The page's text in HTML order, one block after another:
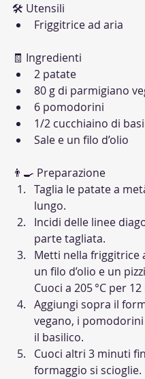
🛠 Utensili
Friggitrice ad aria
🧾 Ingredienti
2 patate
80 g di parmigiano
6 pomodorini
1/2 cucchiaino di
Sale e un filo d’olio
👨‍🍳 Preparazione
Taglia le patate a
lungo.
Incidi delle linee
parte tagliata.
Metti nella friggitrice
un filo d’olio e un
Cuoci a 205 °C per
Aggiungi sopra il
vegano, i
il basilico.
Cuoci altri 3 minuti
formaggio si scioglie.